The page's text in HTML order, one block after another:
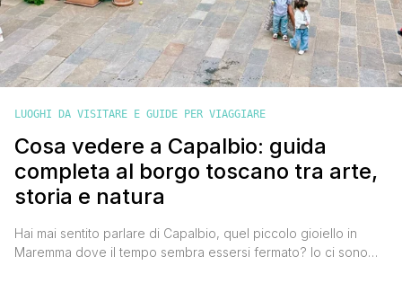
LUOGHI DA VISITARE E GUIDE PER VIAGGIARE
Cosa vedere a Capalbio: guida
completa al borgo toscano tra arte,
storia e natura
Hai mai sentito parlare di Capalbio, quel piccolo gioiello in
Maremma dove il tempo sembra essersi fermato? Io ci sono